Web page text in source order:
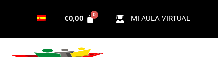
MI AULA VIRTUAL
€0,00